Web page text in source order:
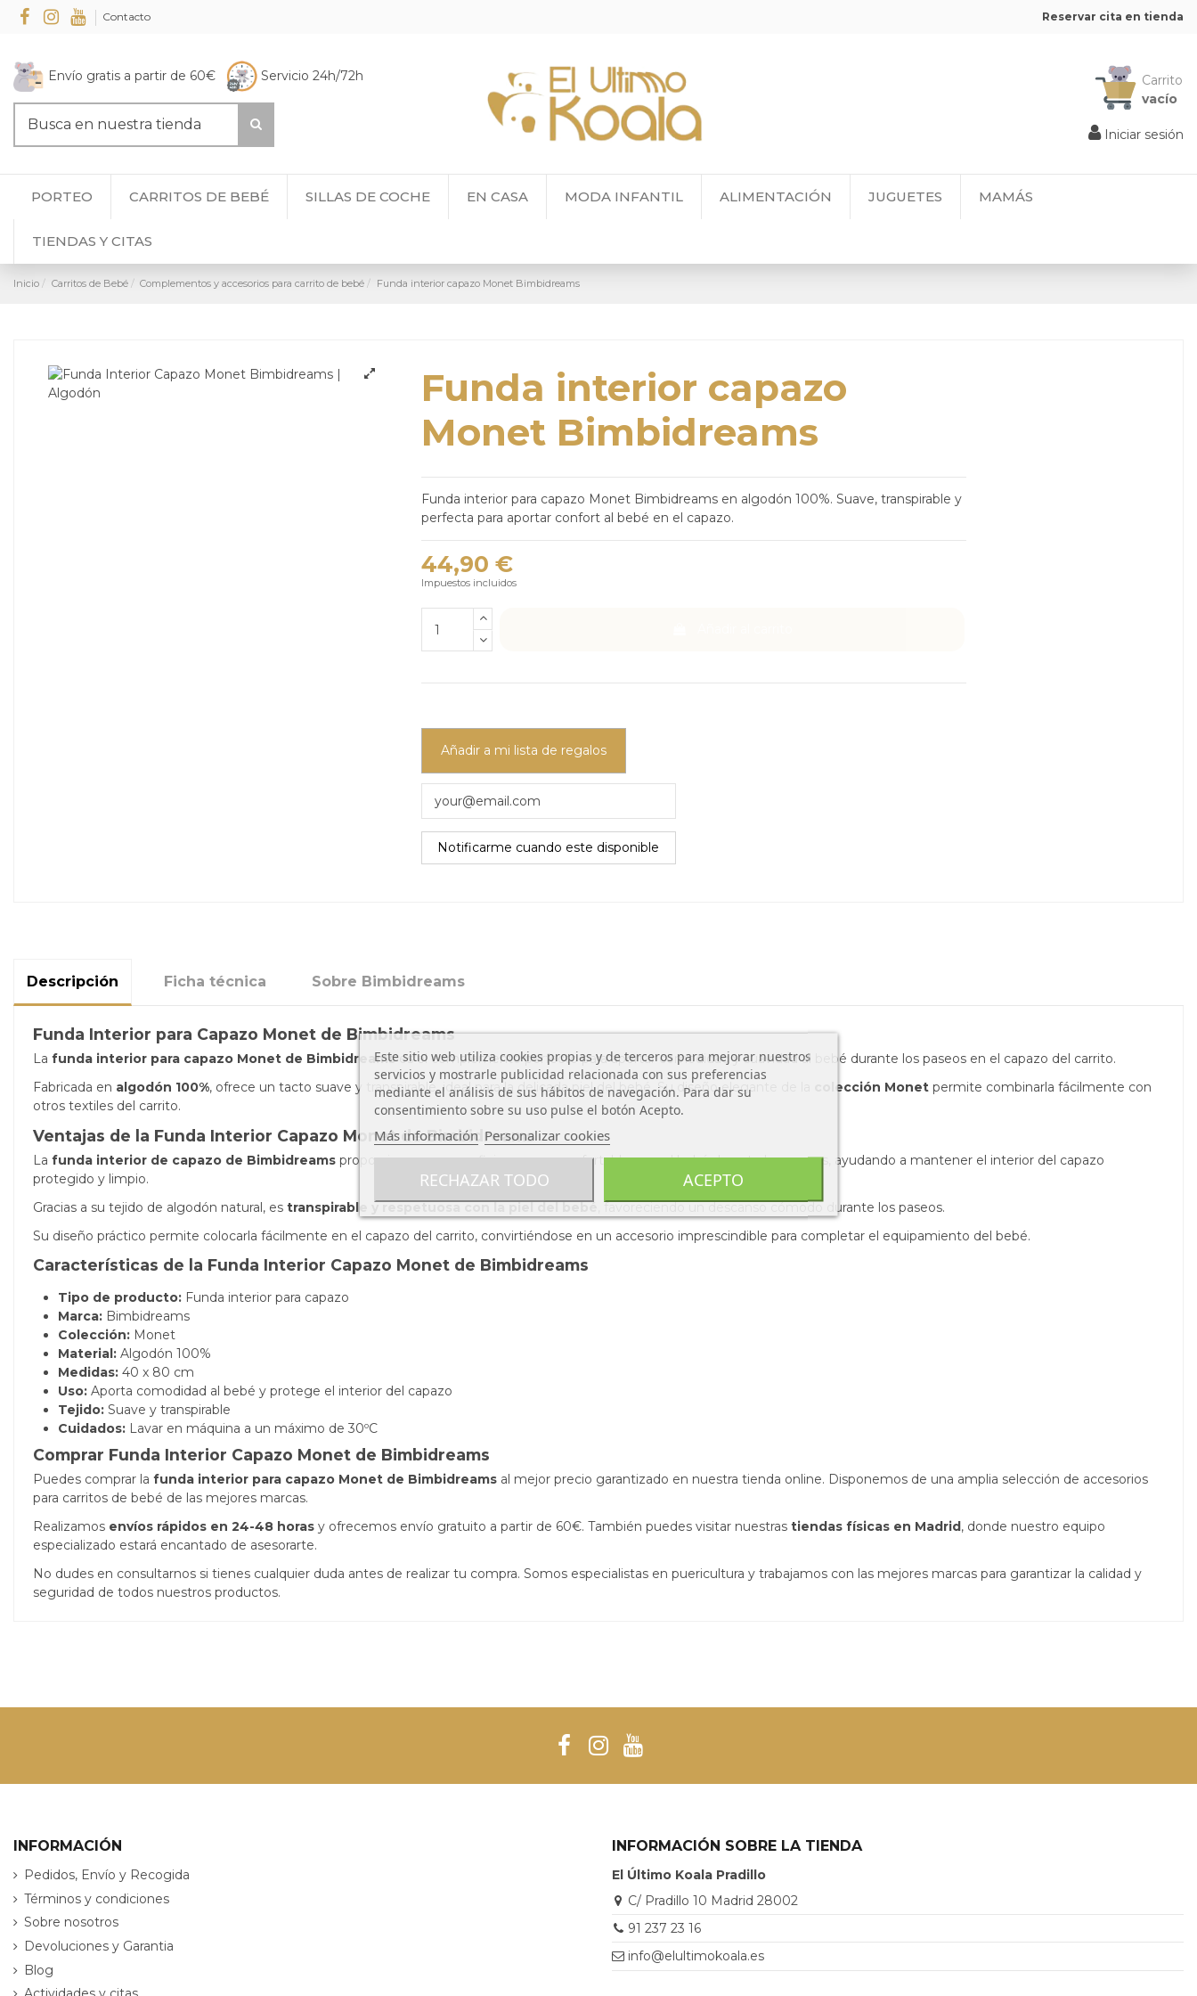
Contacto Reservar cita en tienda
Envío gratis a partir de 60€ Servicio 24h/72h
Carrito
vacío
Iniciar sesión
PORTEO CARRITOS DE BEBÉ SILLAS DE COCHE EN CASA MODA INFANTIL ALIMENTACIÓN JUGUETES MAMÁS
TIENDAS Y CITAS
Inicio Carritos de Bebé Complementos y accesorios para carrito de bebé Funda interior capazo Monet Bimbidreams
Funda interior capazo
Monet Bimbidreams
Funda interior para capazo Monet Bimbidreams en algodón 100%. Suave, transpirable y
perfecta para aportar confort al bebé en el capazo.
44,90 €
Impuestos incluidos
Añadir a mi lista de regalos
Descripción Ficha técnica Sobre Bimbidreams
Funda Interior para Capazo Monet de Bimbidreams
La funda interior para capazo Monet de Bimbidreamses el complemento perfecto para aportar comodidad y suavidad al bebé durante los paseos en el capazo del carrito.
Fabricada en algodón 100%, ofrece un tacto suave y transpirable, ideal para la delicada piel del bebé. Su diseño elegante de la colección Monet permite combinarla fácilmente con
otros textiles del carrito.
Ventajas de la Funda Interior Capazo Monet de Bimbidreams
La funda interior de capazo de Bimbidreams proporciona una superficie suave y confortable para el bebé durante los paseos, ayudando a mantener el interior del capazo
protegido y limpio.
Gracias a su tejido de algodón natural, es transpirable y respetuosa con la piel del bebé
, favoreciendo un descanso cómodo durante los paseos.
Su diseño práctico permite colocarla fácilmente en el capazo del carrito, convirtiéndose en un accesorio imprescindible para completar el equipamiento del bebé.
Características de la Funda Interior Capazo Monet de Bimbidreams
Tipo de producto: Funda interior para capazo
Marca: Bimbidreams
Colección: Monet
Material: Algodón 100%
Medidas: 40 x 80 cm
Uso: Aporta comodidad al bebé y protege el interior del capazo
Tejido: Suave y transpirable
Cuidados: Lavar en máquina a un máximo de 30ºC
Comprar Funda Interior Capazo Monet de Bimbidreams
Puedes comprar la funda interior para capazo Monet de Bimbidreams al mejor precio garantizado en nuestra tienda online. Disponemos de una amplia selección de accesorios
para carritos de bebé de las mejores marcas.
Realizamos envíos rápidos en 24-48 horas y ofrecemos envío gratuito a partir de 60€. También puedes visitar nuestras tiendas físicas en Madrid, donde nuestro equipo
especializado estará encantado de asesorarte.
No dudes en consultarnos si tienes cualquier duda antes de realizar tu compra. Somos especialistas en puericultura y trabajamos con las mejores marcas para garantizar la calidad y
seguridad de todos nuestros productos.
INFORMACIÓN
Pedidos, Envío y Recogida
Términos y condiciones
Sobre nosotros
Devoluciones y Garantia
Blog
INFORMACIÓN SOBRE LA TIENDA
El Último Koala Pradillo
C/ Pradillo 10 Madrid 28002
91 237 23 16
info@elultimokoala.es
Este sitio web utiliza cookies propias y de terceros para mejorar nuestros
servicios y mostrarle publicidad relacionada con sus preferencias
mediante el análisis de sus hábitos de navegación. Para dar su
consentimiento sobre su uso pulse el botón Acepto.
Más información Personalizar cookies
RECHAZAR TODO ACEPTO